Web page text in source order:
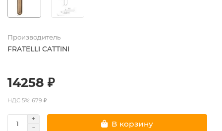
Производитель
FRATELLI CATTINI
14258 ₽
НДС 5%: 679 ₽
В корзину